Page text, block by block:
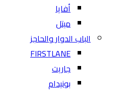
أفايا
ميتل
الباب الدوار والحاجز
FIRSTLANE
جاريت
بونيدام